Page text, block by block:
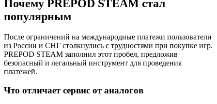
Почему PREPOD STEAM стал
популярным
После ограничений на международные платежи пользователи
из России и СНГ столкнулись с трудностями при покупке игр.
PREPOD STEAM заполнил этот пробел, предложив
безопасный и легальный инструмент для проведения
платежей.
Что отличает сервис от аналогов